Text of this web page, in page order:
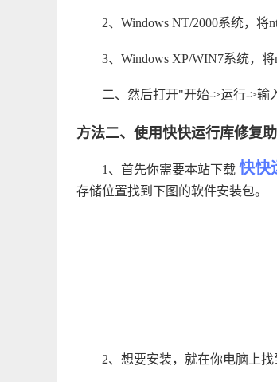
2、Windows NT/2000系统，将
3、Windows XP/WIN7系统，将
二、然后打开"开始->运行->输
方法二、使用快快运行库修复
1、首先你需要本站下载 快快
存储位置找到下图的软件安装包。
2、想要安装，就在你电脑上